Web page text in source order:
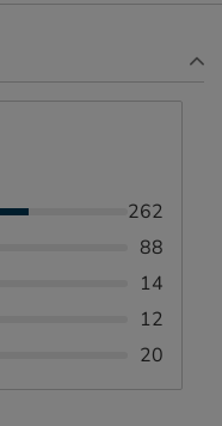
262
88
14
12
20